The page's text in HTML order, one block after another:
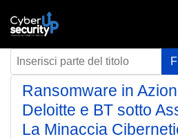
Inserisci parte del titolo
Ransomware in
Deloitte e BT sotto
La Minaccia